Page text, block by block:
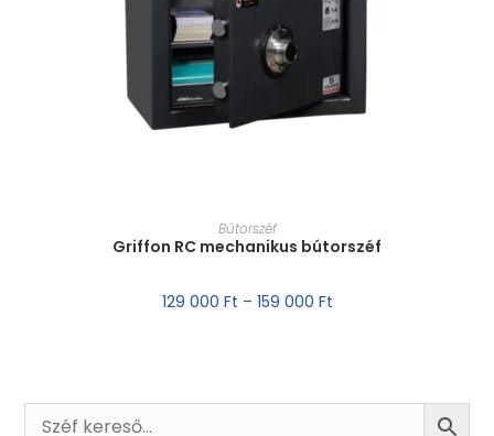
MÉRET VÁLASZTÁSA
Bútorszéf
Griffon RC mechanikus bútorszéf
129 000 Ft – 159 000 Ft